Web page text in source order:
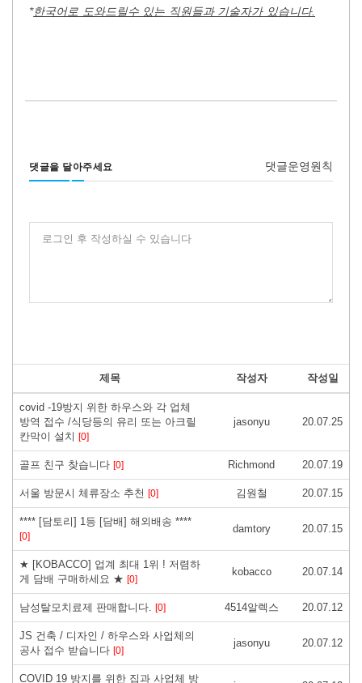
*한국어로 도와드릴수 있는 직원들과 기술자가 있습니다.
댓글을 달아주세요 댓글운영원칙
로그인 후 작성하실 수 있습니다
제목 작성자 작성일
covid -19방지 위한 하우스와 각 업체
방역 접수 /식당등의 유리 또는 아크릴
칸막이 설치 [0]
jasonyu 20.07.25
골프 친구 찾습니다 [0] Richmond 20.07.19
서울 방문시 체류장소 추천 [0] 김원철 20.07.15
**** [담토리] 1등 [담배] 해외배송 ****
[0]
damtory 20.07.15
★ [KOBACCO] 업계 최대 1위 ! 저렴하
게 담배 구매하세요 ★ [0]
kobacco 20.07.14
남성탈모치료제 판매합니다. [0] 4514알렉스 20.07.12
JS 건축 / 디자인 / 하우스와 사업체의
공사 접수 받습니다 [0]
jasonyu 20.07.12
COVID 19 방지를 위한 집과 사업체 방